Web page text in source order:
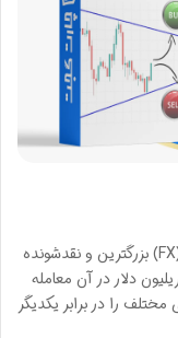
معامله فارکس: راهنمای جامع و کاربردی فارکس (FX) بزرگترین و نقدشونده
مالی جهان است که روزانه بیش از ۵ تریلیون دلار در آن معامله
را در برابر یکدیگر